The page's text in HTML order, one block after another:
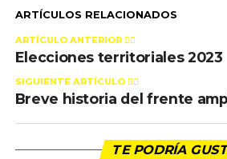
ARTÍCULOS RELACIONADOS
ARTÍCULO ANTERIOR 👉🏻
Elecciones territoriales 2023
SIGUIENTE ARTÍCULO 👈🏻
Breve historia del frente
TE PODRÍA